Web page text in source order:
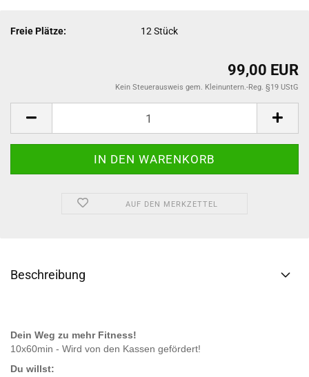
Freie Plätze: 12Stück
99,00 EUR
Kein Steuerausweis gem. Kleinuntern.-Reg. §19 UStG
AUF DEN MERKZETTEL
Beschreibung
Dein Weg zu mehr Fitness!
10x60min - Wird von den Kassen gefördert!
Du willst: